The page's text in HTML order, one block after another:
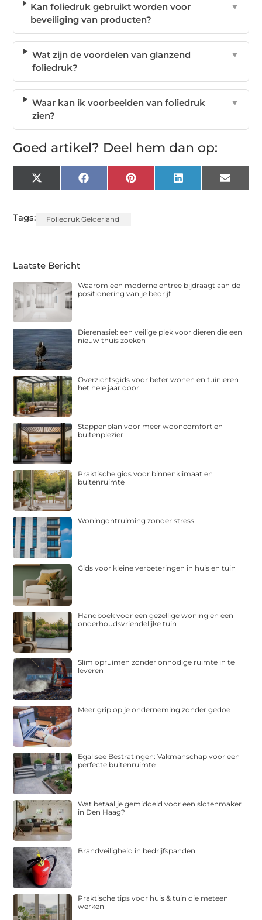
Kan foliedruk gebruikt worden voor
beveiliging van producten?
▼
Wat zijn de voordelen van glanzend
foliedruk?
▼
Waar kan ik voorbeelden van foliedruk
zien?
▼
Goed artikel? Deel hem dan op:
X
(Twitter)
FacebookPinterest LinkedIn Email
Tags: Foliedruk Gelderland
Laatste Bericht
Waarom een moderne entree bijdraagt aan de
positionering van je bedrijf
Dierenasiel: een veilige plek voor dieren die een
nieuw thuis zoeken
Overzichtsgids voor beter wonen en tuinieren
het hele jaar door
Stappenplan voor meer wooncomfort en
buitenplezier
Praktische gids voor binnenklimaat en
buitenruimte
Woningontruiming zonder stress
Gids voor kleine verbeteringen in huis en tuin
Handboek voor een gezellige woning en een
onderhoudsvriendelijke tuin
Slim opruimen zonder onnodige ruimte in te
leveren
Meer grip op je onderneming zonder gedoe
Egalisee Bestratingen: Vakmanschap voor een
perfecte buitenruimte
Wat betaal je gemiddeld voor een slotenmaker
in Den Haag?
Brandveiligheid in bedrijfspanden
Praktische tips voor huis & tuin die meteen
werken